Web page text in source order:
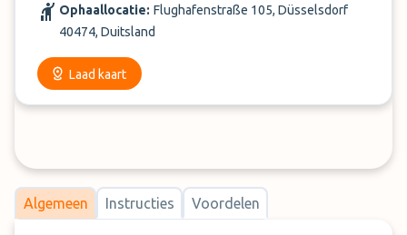
Ophaallocatie: Flughafenstraße 105, Düsselsdorf
40474, Duitsland
Laad kaart
Algemeen Instructies Voordelen